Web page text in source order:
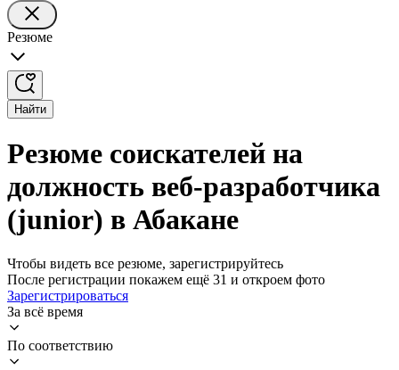
Резюме
Найти
Резюме соискателей на
должность веб-разработчика
(junior) в Абакане
Чтобы видеть все резюме, зарегистрируйтесь
После регистрации покажем ещё 31 и откроем фото
Зарегистрироваться
За всё время
По соответствию